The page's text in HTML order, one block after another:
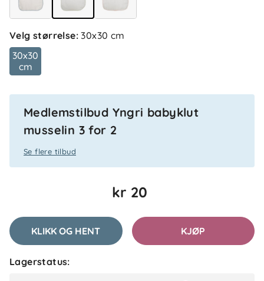
Velg størrelse:30x30 cm
30x30
cm
Medlemstilbud Yngri babyklut
musselin 3 for 2
Se flere tilbud
kr 20
KLIKK OG HENT KJØP
Lagerstatus:
SA Siv A
Unni H
1 måned siden